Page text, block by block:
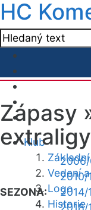
HC
Klub
Vedení
Logo
Historie
Zápasy
extraligy
SEZONA:
2010/
2014/
2018/